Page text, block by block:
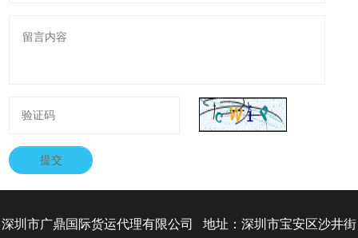
提交
深圳市广鼎国际货运代理有限公司 地址：深圳市宝安区沙井街